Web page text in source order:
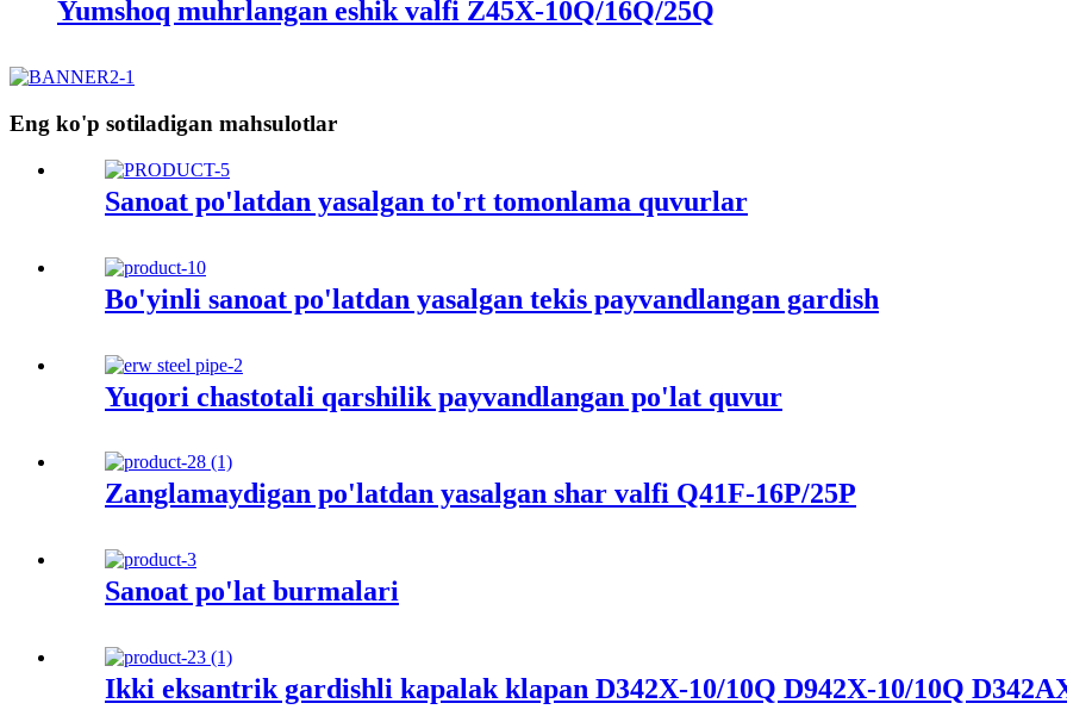
Yumshoq muhrlangan eshik valfi Z45X-10Q/16Q/25Q
Eng ko'p sotiladigan mahsulotlar
Sanoat po'latdan yasalgan to'rt tomonlama quvurlar
Bo'yinli sanoat po'latdan yasalgan tekis payvandlangan gardish
Yuqori chastotali qarshilik payvandlangan po'lat quvur
Zanglamaydigan po'latdan yasalgan shar valfi Q41F-16P/25P
Sanoat po'lat burmalari
Ikki eksantrik gardishli kapalak klapan D342X-10/10Q D942X-10/10Q